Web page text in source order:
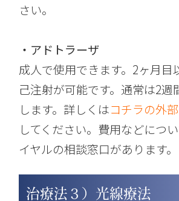
さい。
・アドトラーザ
成人で使用できます。2ヶ月目
己注射が可能です。通常は2週
します。詳しくはコチラの外
してください。費用などにつ
イヤルの相談窓口があります。
治療法３）光線療法